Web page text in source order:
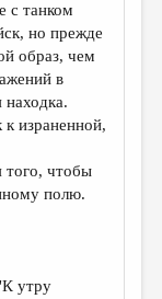
с танком
но прежде
образ, чем
в
находка.
израненной,
чтобы
полю.
утру